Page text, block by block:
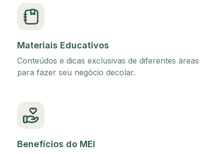
Materiais Educativos
Conteúdos e dicas exclusivas de diferentes áreas
para fazer seu negócio decolar.
Benefícios do MEI